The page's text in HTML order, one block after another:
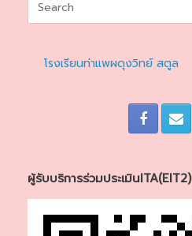
for:
โรงเรียนท่าแพผดุงวิทย์ สตูล
ผู้รับบริการร่วมประเมินITA(EIT2)